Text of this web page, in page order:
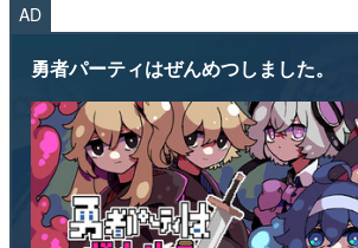
AD
勇者パーティはぜんめつしました。